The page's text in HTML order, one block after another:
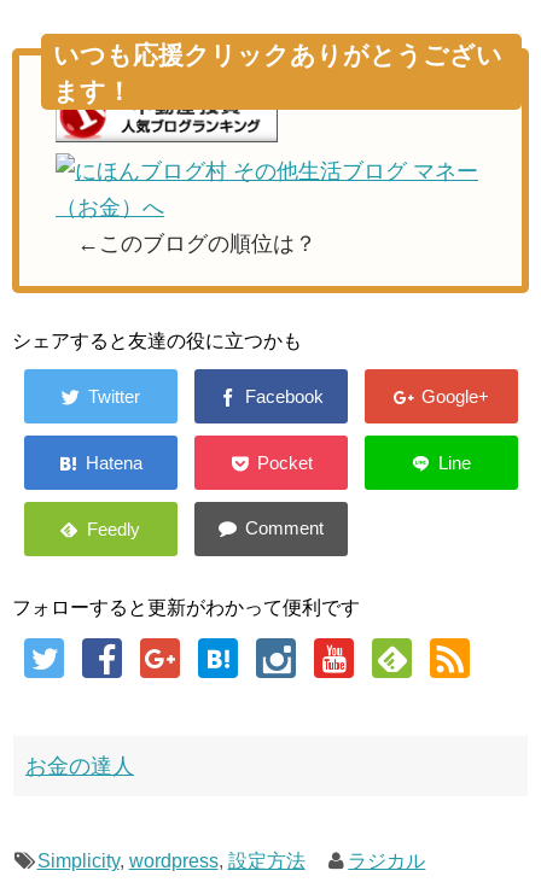
いつも応援クリックありがとうござい
ます！
←このブログの順位は？
シェアすると友達の役に立つかも
フォローすると更新がわかって便利です
お金の達人
Simplicity, wordpress, 設定方法 ラジカル